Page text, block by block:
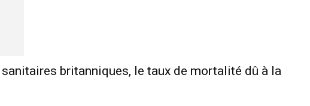
britanniques, le taux de mortalité dû à la